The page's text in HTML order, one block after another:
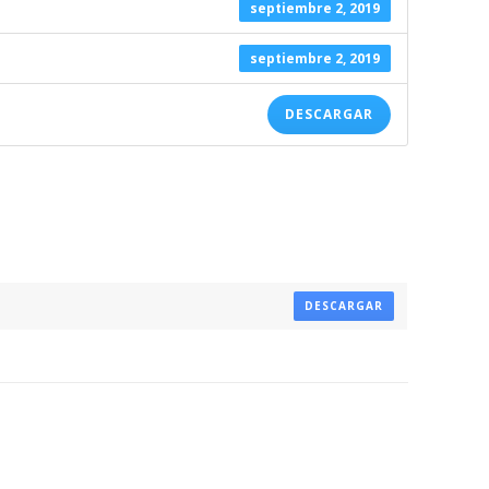
septiembre 2, 2019
septiembre 2, 2019
DESCARGAR
DESCARGAR